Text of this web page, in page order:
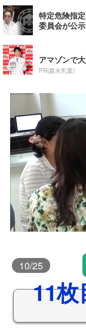
特定危険指
委員会が公
アマゾンで
PR(森永乳業)
10/25
11